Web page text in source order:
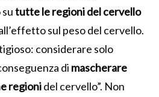
tutte le regioni del cervello
sul peso del cervello.
considerare solo
di mascherare
regionidel cervello”. Non